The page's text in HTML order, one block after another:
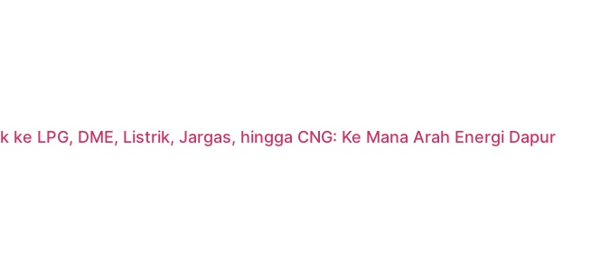
ke LPG, DME, Listrik, Jargas, hingga CNG: Ke Mana Arah Energi Dapur